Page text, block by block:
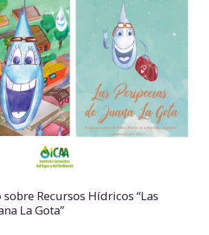
Recursos Hídricos “Las
La Gota”